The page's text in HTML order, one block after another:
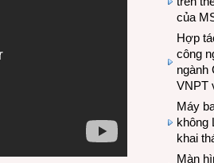
của
Hợp
công
ngành
VNPT
Máy
không
khai
Màn